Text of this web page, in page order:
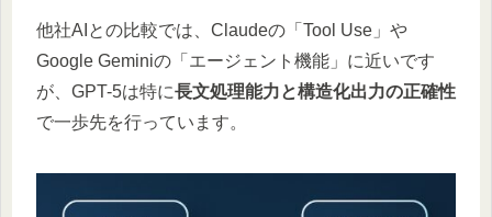
他社AIとの比較では、Claudeの「Tool Use」や
Google Geminiの「エージェント機能」に近いです
が、GPT-5は特に長文処理能力と構造化出力の正確性
で一歩先を行っています。